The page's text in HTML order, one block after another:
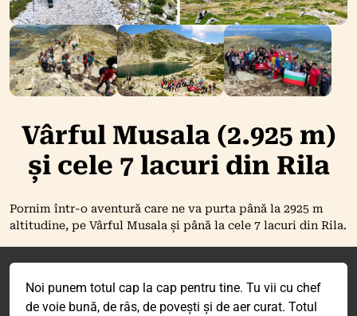
Vârful Musala (2.925 m)
și cele 7 lacuri din Rila
Pornim într-o aventură care ne va purta până la 2925 m
altitudine, pe Vârful Musala și până la cele 7 lacuri din Rila.
Noi punem totul cap la cap pentru tine. Tu vii cu chef
de voie bună, de râs, de povești și de aer curat. Totul